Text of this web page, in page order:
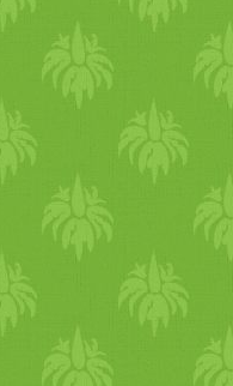
maradék
és a sót.
mint a
bele